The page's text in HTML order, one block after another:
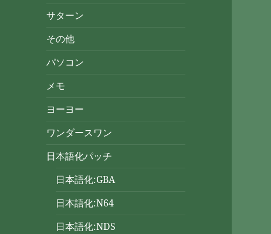
サターン
その他
パソコン
メモ
ヨーヨー
ワンダースワン
日本語化パッチ
日本語化:GBA
日本語化:N64
日本語化:NDS